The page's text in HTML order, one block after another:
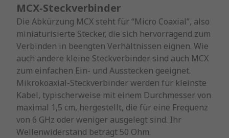
MCX-Steckverbinder
Die Abkürzung MCX steht für “Micro Coaxial”, also
miniaturisierte Stecker, die sich hervorragend zum
Verbinden in beengten Verhältnissen eignen. Wie
auch andere kleine Steckverbinder sind auch MCX
zum einfachen Ein- und Ausstecken geeignet.
Mikrokoaxial-Steckverbinder werden für kleinste
Kabel, typischerweise mit einem Durchmesser von
maximal 1,5 cm, hergestellt, die für eine Frequenz
von 6 GHz oder weniger ausgelegt sind. Ihr
Wellenwiderstand beträgt 50 Ohm.